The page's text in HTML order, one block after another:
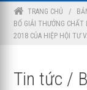
TRANG CHỦ /
BỐ GIẢI THƯỞNG CHẤT
2018 CỦA HIỆP HỘI TƯ
Tin tức /